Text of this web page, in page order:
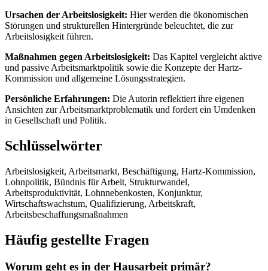
Ursachen der Arbeitslosigkeit: Hier werden die ökonomischen
Störungen und strukturellen Hintergründe beleuchtet, die zur
Arbeitslosigkeit führen.
Maßnahmen gegen Arbeitslosigkeit: Das Kapitel vergleicht aktive
und passive Arbeitsmarktpolitik sowie die Konzepte der Hartz-
Kommission und allgemeine Lösungsstrategien.
Persönliche Erfahrungen: Die Autorin reflektiert ihre eigenen
Ansichten zur Arbeitsmarktproblematik und fordert ein Umdenken
in Gesellschaft und Politik.
Schlüsselwörter
Arbeitslosigkeit, Arbeitsmarkt, Beschäftigung, Hartz-Kommission,
Lohnpolitik, Bündnis für Arbeit, Strukturwandel,
Arbeitsproduktivität, Lohnnebenkosten, Konjunktur,
Wirtschaftswachstum, Qualifizierung, Arbeitskraft,
Arbeitsbeschaffungsmaßnahmen
Häufig gestellte Fragen
Worum geht es in der Hausarbeit primär?